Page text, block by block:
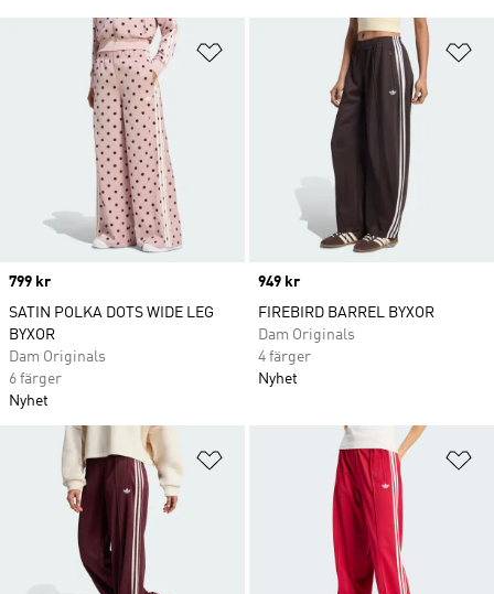
Lägg till på önskelistan
Price
799 kr
SATIN POLKA DOTS WIDE LEG
BYXOR
Dam Originals
6 färger
Nyhet
Price
949 kr
FIREBIRD BARREL BYXOR
Dam Originals
4 färger
Nyhet
Lägg till på önskelistan